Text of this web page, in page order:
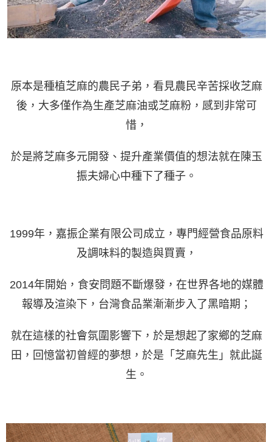
原本是種植芝麻的農民子弟，看見農民辛苦採收芝麻
後，大多僅作為生產芝麻油或芝麻粉，感到非常可
惜，
於是將芝麻多元開發、提升產業價值的想法就在陳玉
振夫婦心中種下了種子。
1999年，嘉振企業有限公司成立，專門經營食品原料
及調味料的製造與買賣，
2014年開始，食安問題不斷爆發，在世界各地的媒體
報導及渲染下，台灣食品業漸漸步入了黑暗期；
就在這樣的社會氛圍影響下，於是想起了家鄉的芝麻
田，回憶當初曾經的夢想，於是「芝麻先生」就此誕
生。